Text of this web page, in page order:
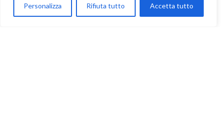
Personalizza Rifiuta tutto Accetta tutto